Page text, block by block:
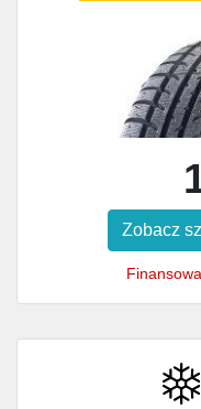
Zobacz